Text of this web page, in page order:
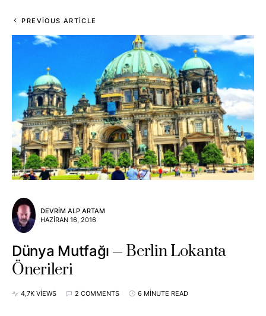
PREVIOUS ARTICLE
DEVRIM ALP ARTAM
HAZIRAN 16, 2016
Dünya Mutfağı
Berlin Lokanta
Önerileri
4,7K VIEWS 2 COMMENTS 6 MINUTE READ